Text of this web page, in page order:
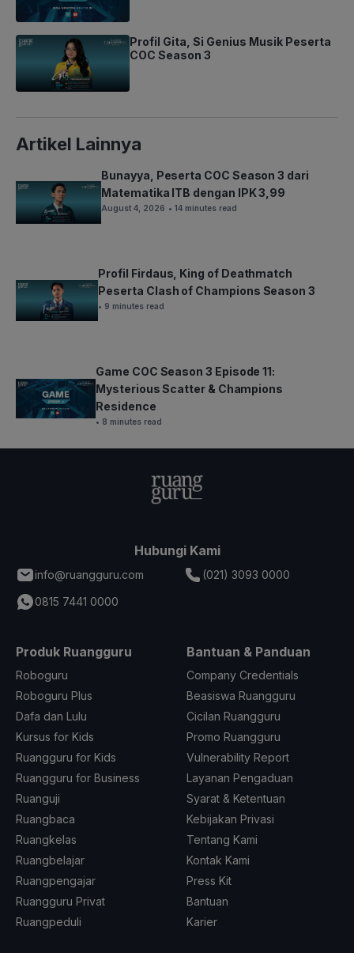
Profil Gita, Si Genius Musik Peserta
COC Season 3
Artikel Lainnya
Bunayya, Peserta COC Season 3 dari
Matematika ITB dengan IPK 3,99
August 4, 2026 • 14 minutes read
Profil Firdaus, King of Deathmatch
Peserta Clash of Champions Season 3
• 9 minutes read
Game COC Season 3 Episode 11:
Mysterious Scatter & Champions
Residence
• 8 minutes read
Hubungi Kami
info@ruangguru.com
(021) 3093 0000
0815 7441 0000
Produk Ruangguru
Roboguru
Roboguru Plus
Dafa dan Lulu
Kursus for Kids
Ruangguru for Kids
Ruangguru for Business
Ruanguji
Ruangbaca
Ruangkelas
Ruangbelajar
Ruangpengajar
Ruangguru Privat
Ruangpeduli
Bantuan & Panduan
Company Credentials
Beasiswa Ruangguru
Cicilan Ruangguru
Promo Ruangguru
Vulnerability Report
Layanan Pengaduan
Syarat & Ketentuan
Kebijakan Privasi
Tentang Kami
Kontak Kami
Press Kit
Bantuan
Karier